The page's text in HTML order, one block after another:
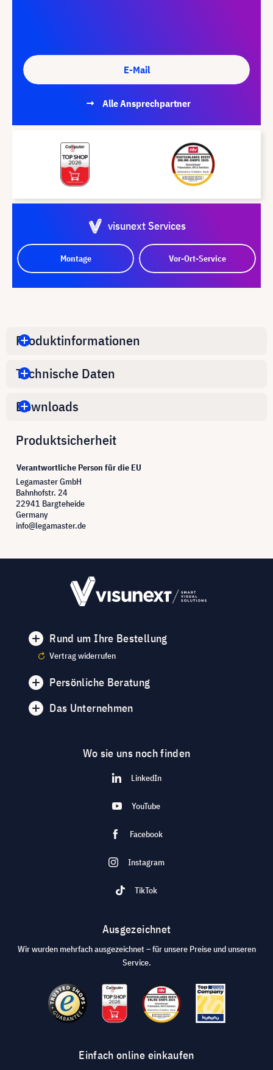
E-Mail
Alle Ansprechpartner
visunext Services
Montage Vor-Ort-Service
Produktinformationen
Technische Daten
Downloads
Produktsicherheit
Verantwortliche Person für die EU
Legamaster GmbH
Bahnhofstr. 24
22941 Bargteheide
Germany
info@legamaster.de
Rund um Ihre Bestellung
Vertrag widerrufen
Persönliche Beratung
Das Unternehmen
Wo sie uns noch finden
LinkedIn
YouTube
Facebook
Instagram
TikTok
Ausgezeichnet
Wir wurden mehrfach ausgezeichnet – für unsere Preise und unseren
Service.
Einfach online einkaufen